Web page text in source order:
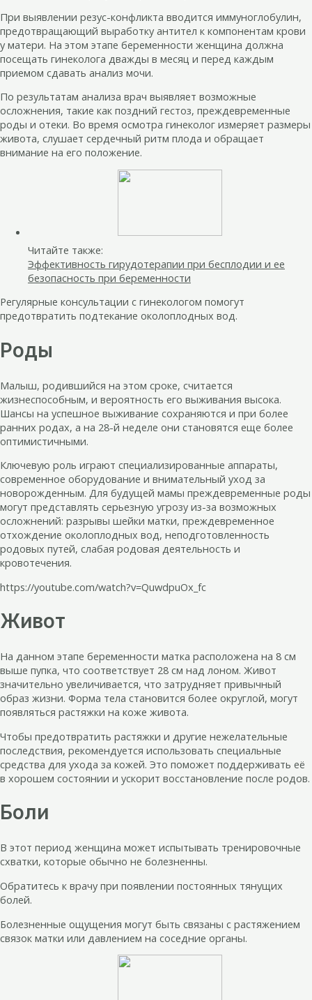
При выявлении резус-конфликта вводится иммуноглобулин,
предотвращающий выработку антител к компонентам крови
у матери. На этом этапе беременности женщина должна
посещать гинеколога дважды в месяц и перед каждым
приемом сдавать анализ мочи.
По результатам анализа врач выявляет возможные
осложнения, такие как поздний гестоз, преждевременные
роды и отеки. Во время осмотра гинеколог измеряет размеры
живота, слушает сердечный ритм плода и обращает
внимание на его положение.
Читайте также:
Эффективность гирудотерапии при бесплодии и ее
безопасность при беременности
Регулярные консультации с гинекологом помогут
предотвратить подтекание околоплодных вод.
Роды
Малыш, родившийся на этом сроке, считается
жизнеспособным, и вероятность его выживания высока.
Шансы на успешное выживание сохраняются и при более
ранних родах, а на 28-й неделе они становятся еще более
оптимистичными.
Ключевую роль играют специализированные аппараты,
современное оборудование и внимательный уход за
новорожденным. Для будущей мамы преждевременные роды
могут представлять серьезную угрозу из-за возможных
осложнений: разрывы шейки матки, преждевременное
отхождение околоплодных вод, неподготовленность
родовых путей, слабая родовая деятельность и
кровотечения.
https://youtube.com/watch?v=QuwdpuOx_fc
Живот
На данном этапе беременности матка расположена на 8 см
выше пупка, что соответствует 28 см над лоном. Живот
значительно увеличивается, что затрудняет привычный
образ жизни. Форма тела становится более округлой, могут
появляться растяжки на коже живота.
Чтобы предотвратить растяжки и другие нежелательные
последствия, рекомендуется использовать специальные
средства для ухода за кожей. Это поможет поддерживать её
в хорошем состоянии и ускорит восстановление после родов.
Боли
В этот период женщина может испытывать тренировочные
схватки, которые обычно не болезненны.
Обратитесь к врачу при появлении постоянных тянущих
болей.
Болезненные ощущения могут быть связаны с растяжением
связок матки или давлением на соседние органы.